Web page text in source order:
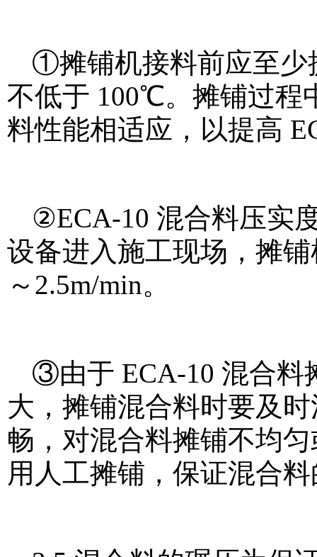
①摊铺机接料前应至少
不低于 100℃。摊铺过程
料性能相适应，以提高
②ECA-10 混合料压实
设备进入施工现场，摊
～2.5m/min。
③由于 ECA-10 混合料
大，摊铺混合料时要及
畅，对混合料摊铺不均
用人工摊铺，保证混合